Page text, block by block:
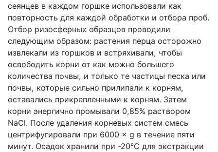
сеянцев в каждом горшке использовали как
повторность для каждой обработки и отбора проб.
Отбор ризосферных образцов проводили
следующим образом: растения перца осторожно
извлекали из горшков и встряхивали, чтобы
освободить корни от как можно большего
количества почвы, и только те частицы песка или
почвы, которые сильно прилипали к корням,
оставались прикрепленными к корням. Затем
корни энергично промывали 0,85% раствором
NaCl. После удаления корневых систем смесь
центрифугировали при 6000 × g в течение пяти
минут. Осадок хранили при -20°C для экстракции